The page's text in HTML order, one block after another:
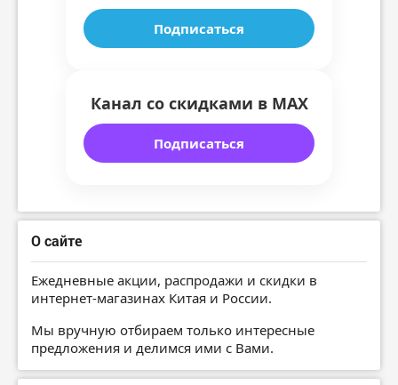
Подписаться
Канал со скидками в MAX
Подписаться
О сайте
Ежедневные акции, распродажи и скидки в
интернет-магазинах Китая и России.
Мы вручную отбираем только интересные
предложения и делимся ими с Вами.